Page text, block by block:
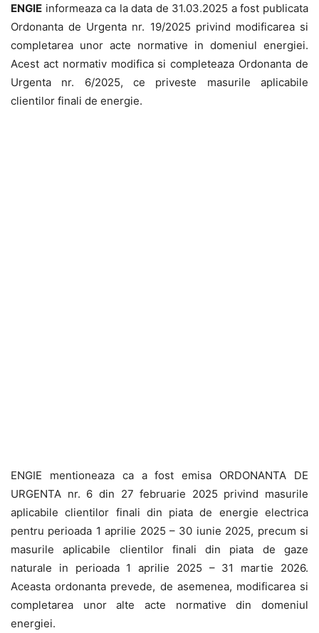
ENGIE informeaza ca la data de 31.03.2025 a fost publicata
Ordonanta de Urgenta nr. 19/2025 privind modificarea si
completarea unor acte normative in domeniul energiei.
Acest act normativ modifica si completeaza Ordonanta de
Urgenta nr. 6/2025, ce priveste masurile aplicabile
clientilor finali de energie.
ENGIE mentioneaza ca a fost emisa ORDONANTA DE
URGENTA nr. 6 din 27 februarie 2025 privind masurile
aplicabile clientilor finali din piata de energie electrica
pentru perioada 1 aprilie 2025 – 30 iunie 2025, precum si
masurile aplicabile clientilor finali din piata de gaze
naturale in perioada 1 aprilie 2025 – 31 martie 2026.
Aceasta ordonanta prevede, de asemenea, modificarea si
completarea unor alte acte normative din domeniul
energiei.